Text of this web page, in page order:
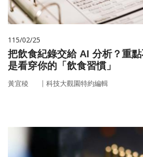
115/02/25
把飲食紀錄交給 AI 分析？重
是看穿你的「飲食習慣」
黃宜稜 ｜ 科技大觀園特約編輯